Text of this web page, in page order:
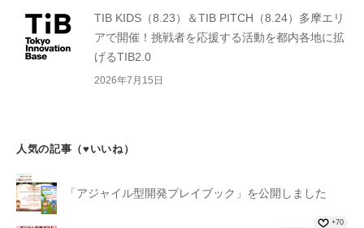
TIB KIDS（8.23）＆TIB PITCH（8.24）多摩エリ
アで開催！挑戦者を応援する活動を都内各地に拡
げるTIB2.0
2026年7月15日
人気の記事（♥いいね）
「アジャイル型開発プレイブック」を公開しました
+70